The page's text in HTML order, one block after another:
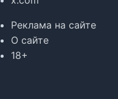
Реклама на сайте
О сайте
18+